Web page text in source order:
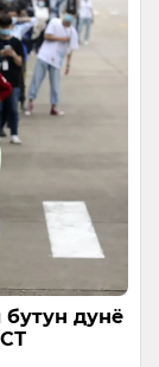
бутун дунё